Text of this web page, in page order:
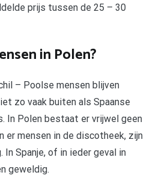
prijs tussen de 25 – 30
in Polen?
– Poolse mensen blijven
zo vaak buiten als Spaanse
In Polen bestaat er vrijwel geen
er mensen in de discotheek, zijn
Spanje, of in ieder geval in
geweldig.